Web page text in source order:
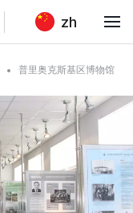
zh
普里奥克斯基区博物馆